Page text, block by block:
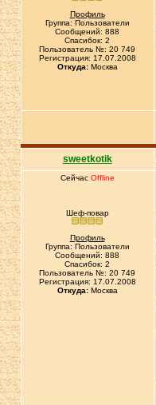
Профиль
Группа: Пользователи
Сообщений: 888
Спасибок: 2
Пользователь №: 20 749
Регистрация: 17.07.2008
Откуда:Москва
sweetkotik
Сейчас Offline
Шеф-повар
Профиль
Группа: Пользователи
Сообщений: 888
Спасибок: 2
Пользователь №: 20 749
Регистрация: 17.07.2008
Откуда:Москва